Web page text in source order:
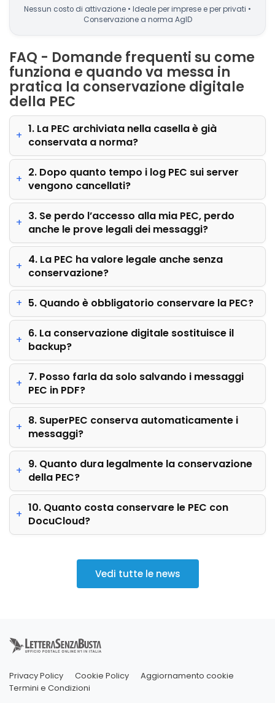
Nessun costo di attivazione • Ideale per imprese e per privati •
Conservazione a norma AgID
FAQ - Domande frequenti su come
funziona e quando va messa in
pratica la conservazione digitale
della PEC
1. La PEC archiviata nella casella è già
conservata a norma?
2. Dopo quanto tempo i log PEC sui server
vengono cancellati?
3. Se perdo l’accesso alla mia PEC, perdo
anche le prove legali dei messaggi?
4. La PEC ha valore legale anche senza
conservazione?
5. Quando è obbligatorio conservare la PEC?
6. La conservazione digitale sostituisce il
backup?
7. Posso farla da solo salvando i messaggi
PEC in PDF?
8. SuperPEC conserva automaticamente i
messaggi?
9. Quanto dura legalmente la conservazione
della PEC?
10. Quanto costa conservare le PEC con
DocuCloud?
Vedi tutte le news
Privacy Policy Cookie Policy
Aggiornamento cookie
Termini e Condizioni